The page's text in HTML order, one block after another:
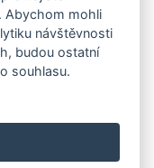
s žádným
Abychom mohli
návštěvnosti
budou ostatní
souhlasu.